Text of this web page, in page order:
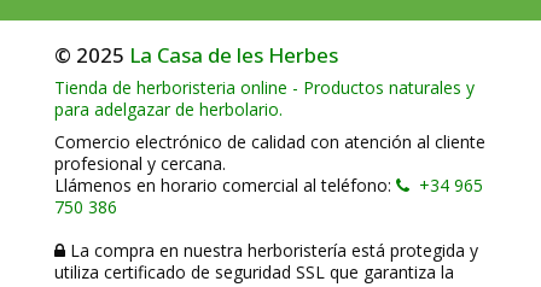
© 2025 La Casa de les Herbes
Tienda de herboristeria online - Productos naturales y
para adelgazar de herbolario.
Comercio electrónico de calidad con atención al cliente
profesional y cercana.
Llámenos en horario comercial al teléfono:
+34 965
750 386
La compra en nuestra herboristería está protegida y
utiliza certificado de seguridad SSL que garantiza la